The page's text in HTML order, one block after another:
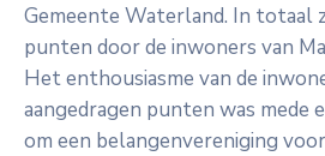
Gemeente Waterland. In totaal
punten door de inwoners van
Het enthousiasme van de
aangedragen punten was mede
om een belangenvereniging